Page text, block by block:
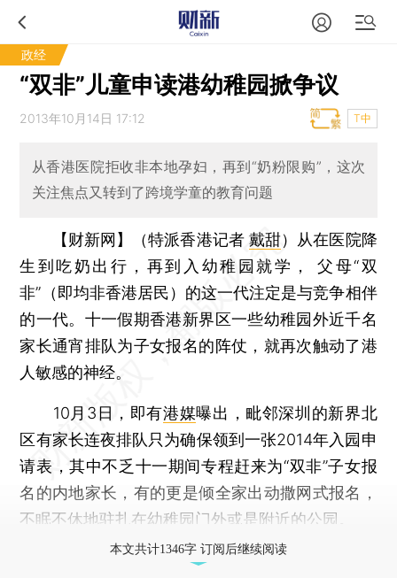
政经
“双非”儿童申读港幼稚园掀争议
2013年10月14日 17:12 T中
从香港医院拒收非本地孕妇，再到“奶粉限购”，这次
关注焦点又转到了跨境学童的教育问题
【财新网】（特派香港记者 戴甜） 从在医院降
生到吃奶出行，再到入幼稚园就学， 父母“双
非”（即均非香港居民）的这一代注定是与竞争相伴
的一代。十一假期香港新界区一些幼稚园外近千名
家长通宵排队为子女报名的阵仗，就再次触动了港
人敏感的神经。
10月3日，即有港媒曝出，毗邻深圳的新界北
区有家长连夜排队只为确保领到一张2014年入园申
请表，其中不乏十一期间专程赶来为“双非”子女报
名的内地家长，有的更是倾全家出动撒网式报名，
不眠不休地驻扎在幼稚园门外或是附近的公园。
本文共计1346字 订阅后继续阅读